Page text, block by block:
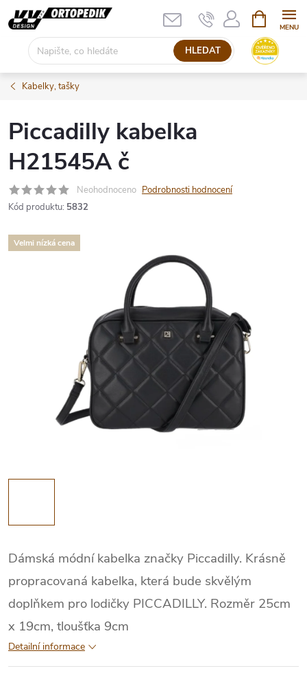
Přejít
na
HLEDAT
NÁKUPNÍ
KOŠÍK
Kabelky, tašky
Piccadilly kabelka
H21545A č
Neohodnoceno Podrobnosti hodnocení
Kód produktu: 5832
Velmi nízká cena
Dámská módní kabelka značky Piccadilly. Krásně
propracovaná kabelka, která bude skvělým
doplňkem pro lodičky PICCADILLY. Rozměr 25cm
x 19cm, tloušťka 9cm
Detailní informace